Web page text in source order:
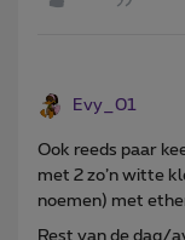
Evy_01
Ook reeds paar
met 2 zo’n witte
noemen) met
Rest van de dag/